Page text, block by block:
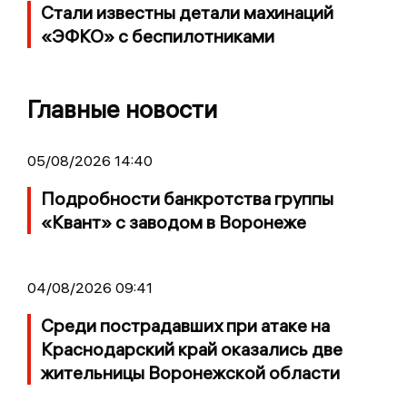
Стали известны детали махинаций
«ЭФКО» с беспилотниками
Главные новости
05/08/2026 14:40
Подробности банкротства группы
«Квант» с заводом в Воронеже
04/08/2026 09:41
Среди пострадавших при атаке на
Краснодарский край оказались две
жительницы Воронежской области